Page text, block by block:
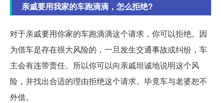
亲戚要用我家的车跑滴滴，怎么拒绝?
对于亲戚要用你家的车跑滴滴这个请求，你可以拒绝。因
为借车是存在很大风险的，一旦发生交通事故或纠纷，车
主会有连带责任。所以你可以向亲戚坦诚地说明这个风
险，并找出合适的理由拒绝这个请求。毕竟车与老婆恕不
外借。